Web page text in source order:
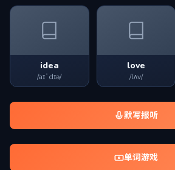
idea
/aɪˈdɪə/
love
/lʌv/
默写报听
单词游戏